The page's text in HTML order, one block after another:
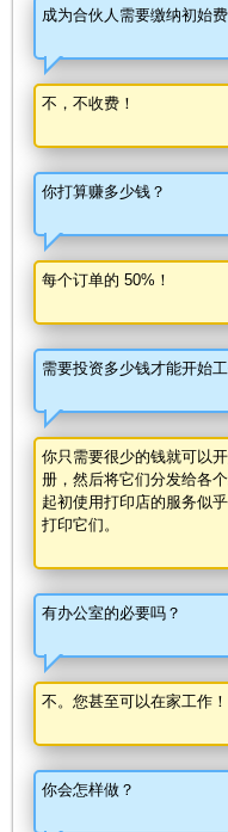
成为合伙人需要缴纳初始
不，不收费！
你打算赚多少钱？
每个订单的 50%！
需要投资多少钱才能开始
你只需要很少的钱就可以
册，然后将它们分发给各
起初使用打印店的服务似
打印它们。
有办公室的必要吗？
不。您甚至可以在家工作！
你会怎样做？